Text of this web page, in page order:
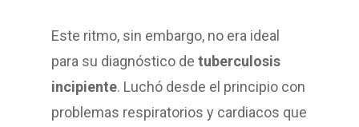
Este ritmo, sin embargo, no era ideal
para su diagnóstico de tuberculosis
incipiente. Luchó desde el principio con
problemas respiratorios y cardiacos que